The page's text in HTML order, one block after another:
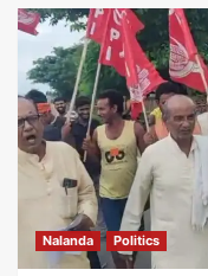
Nalanda Politics